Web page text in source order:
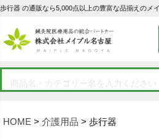
歩行器 の通販なら5,000点以上の豊富な品揃えのメ
HOME 介護用品 歩行器